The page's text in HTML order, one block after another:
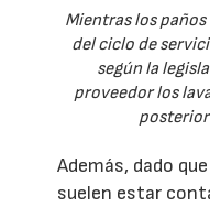
Mientras los
del ciclo de
según la
proveedor los
Además, dado
suelen estar